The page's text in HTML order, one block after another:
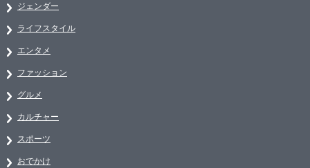
ジェンダー
ライフスタイル
エンタメ
ファッション
グルメ
カルチャー
スポーツ
おでかけ